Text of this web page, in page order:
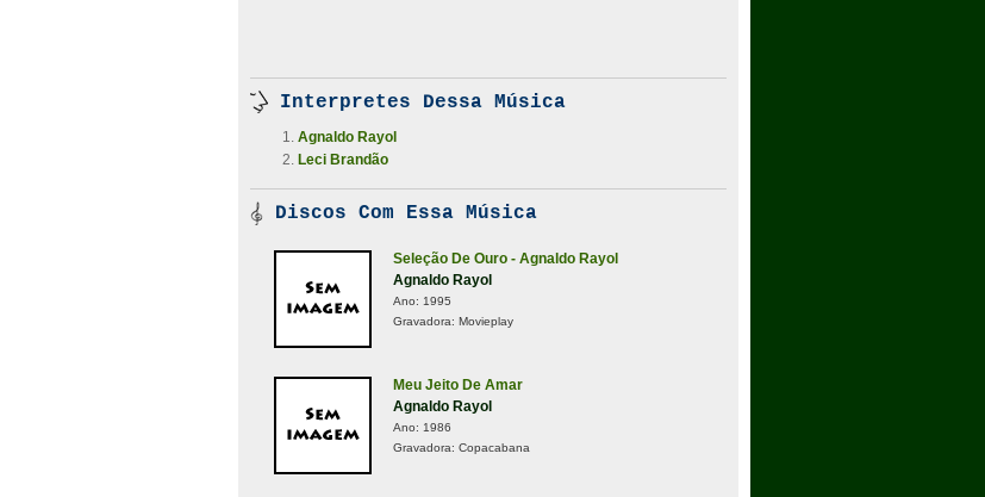
Interpretes Dessa Música
Agnaldo Rayol
Leci Brandão
Discos Com Essa Música
Seleção De Ouro - Agnaldo Rayol
Agnaldo Rayol
Ano: 1995
Gravadora: Movieplay
Meu Jeito De Amar
Agnaldo Rayol
Ano: 1986
Gravadora: Copacabana